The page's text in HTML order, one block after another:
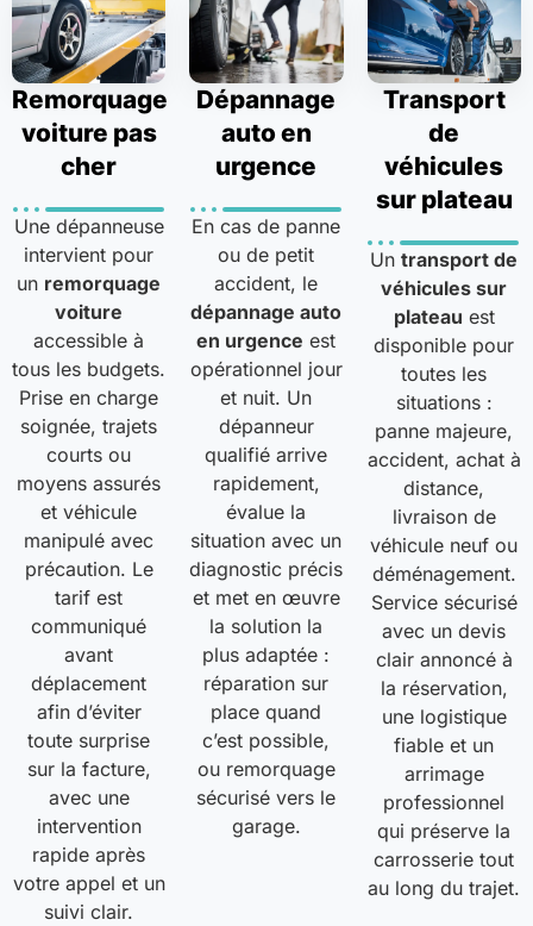
Remorquage
voiture pas
cher
Une dépanneuse
intervient pour
un remorquage
voiture
accessible à
tous les budgets.
Prise en charge
soignée, trajets
courts ou
moyens assurés
et véhicule
manipulé avec
précaution. Le
tarif est
communiqué
avant
déplacement
afin d’éviter
toute surprise
sur la facture,
avec une
intervention
rapide après
votre appel et un
suivi clair.
Dépannage
auto en
urgence
En cas de panne
ou de petit
accident, le
dépannage auto
en urgence est
opérationnel jour
et nuit. Un
dépanneur
qualifié arrive
rapidement,
évalue la
situation avec un
diagnostic précis
et met en œuvre
la solution la
plus adaptée :
réparation sur
place quand
c’est possible,
ou remorquage
sécurisé vers le
garage.
Transport
de
véhicules
sur plateau
Untransport de
véhicules sur
plateau est
disponible pour
toutes les
situations :
panne majeure,
accident, achat à
distance,
livraison de
véhicule neuf ou
déménagement.
Service sécurisé
avec un devis
clair annoncé à
la réservation,
une logistique
fiable et un
arrimage
professionnel
qui préserve la
carrosserie tout
au long du trajet.